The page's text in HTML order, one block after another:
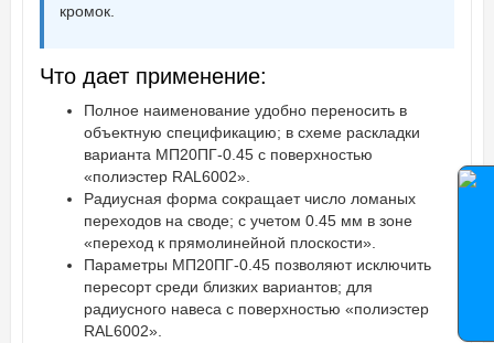
кромок.
Что дает применение:
Полное наименование удобно переносить в
объектную спецификацию; в схеме раскладки
варианта МП20ПГ-0.45 с поверхностью
«полиэстер RAL6002».
Радиусная форма сокращает число ломаных
переходов на своде; с учетом 0.45 мм в зоне
«переход к прямолинейной плоскости».
Параметры МП20ПГ-0.45 позволяют исключить
пересорт среди близких вариантов; для
радиусного навеса с поверхностью «полиэстер
RAL6002».